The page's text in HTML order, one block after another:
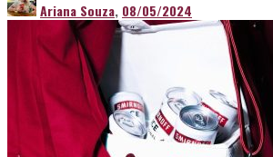
Ariana Souza, 08/05/2024